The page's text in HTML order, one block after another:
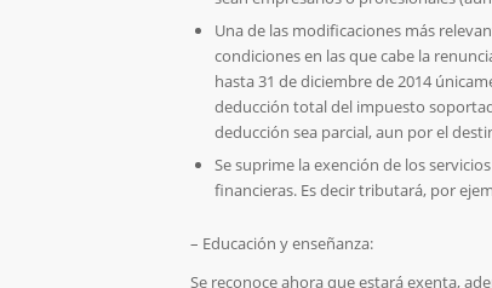
Una de las modificaciones más
condiciones en las que cabe la
hasta 31 de diciembre de 2014
deducción total del impuesto
deducción sea parcial, aun por el
Se suprime la exención de los
financieras. Es decir tributará, por
– Educación y enseñanza:
Se reconoce ahora que estará exenta,